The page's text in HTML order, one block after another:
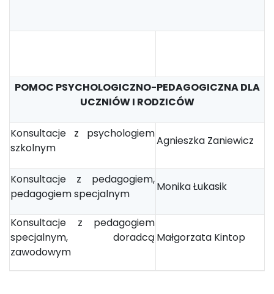
POMOC PSYCHOLOGICZNO-PEDAGOGICZNA DLA
UCZNIÓW I RODZICÓW
Konsultacje z psychologiem
szkolnym
Agnieszka Zaniewicz
Konsultacje z pedagogiem,
pedagogiem specjalnym
Monika Łukasik
Konsultacje z pedagogiem
specjalnym, doradcą
zawodowym
Małgorzata Kintop